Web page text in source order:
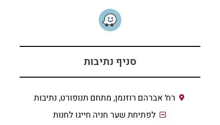
סניף נתיבות
רח' אברהם רוזנמן, מתחם תנופורט, נתיבות
לפתיחת שער חניה חייגו לחנות